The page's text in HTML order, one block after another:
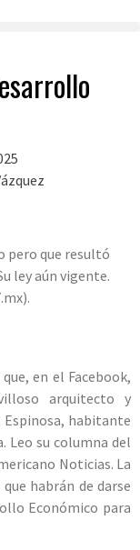
pero que resultó
ley aún vigente.
en el Facebook,
arquitecto y
Espinosa, habitante
Leo su columna del
Noticias. La
habrán de darse
Económico para